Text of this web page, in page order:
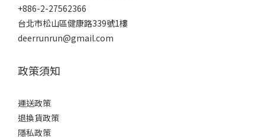
+886-2-27562366
台北市松山區健康路339號1樓
deerrunrun@gmail.com
政策須知
運送政策
退換貨政策
隱私政策